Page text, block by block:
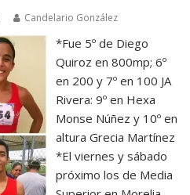
Candelario González
*Fue 5º de Diego
Quiroz en 800mp; 6º
en 200 y 7º en 100 JA
Rivera: 9º en Hexa
Monse Núñez y 10º en
altura Grecia Martínez
*El viernes y sábado
próximo los de Media